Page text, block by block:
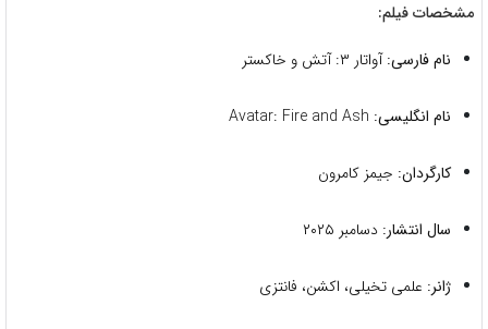
مشخصات فیلم:
نام فارسی:آواتار ۳: آتش و خاکستر
نام انگلیسی:
کارگردان: جیمز کامرون
سال انتشار: دسامبر ۲۰۲۵
ژانر: علمی تخیلی، اکشن، فانتزی